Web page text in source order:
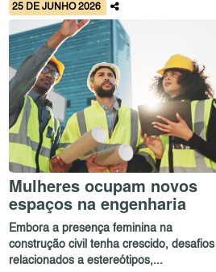
25 DE JUNHO 2026
Mulheres ocupam novos
espaços na engenharia
Embora a presença feminina na
construção civil tenha crescido, desafios
relacionados a estereótipos,...